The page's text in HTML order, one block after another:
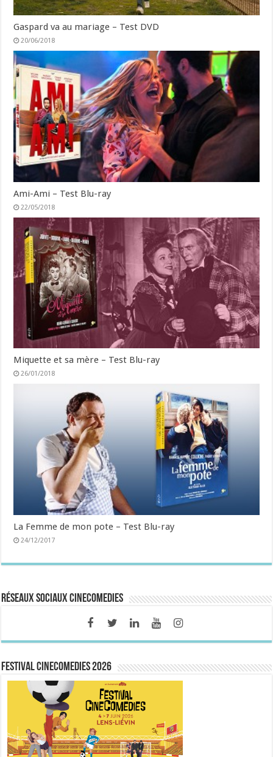
Gaspard va au mariage – Test DVD
20/06/2018
Ami-Ami – Test Blu-ray
22/05/2018
Miquette et sa mère – Test Blu-ray
26/01/2018
La Femme de mon pote – Test Blu-ray
24/12/2017
Réseaux sociaux CineComedies
FESTIVAL CINECOMEDIES 2026